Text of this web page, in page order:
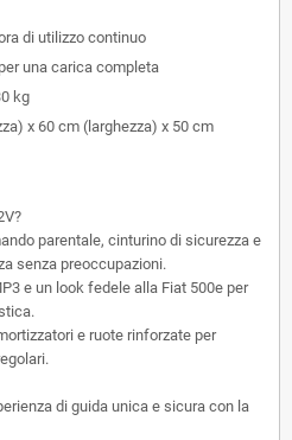
di utilizzo continuo
una carica completa
kg
x 60 cm (larghezza) x 50 cm
parentale, cinturino di sicurezza e
senza preoccupazioni.
e un look fedele alla Fiat 500e per
e ruote rinforzate per
di guida unica e sicura con la